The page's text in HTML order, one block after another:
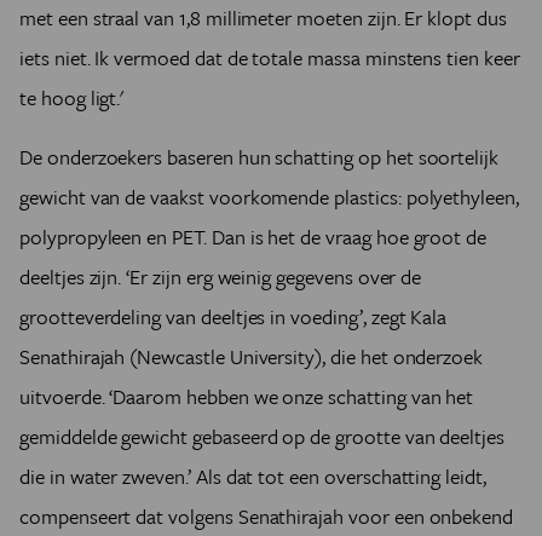
met een straal van 1,8 millimeter moeten zijn. Er klopt dus
iets niet. Ik vermoed dat de totale massa minstens tien keer
te hoog ligt.'
De onderzoekers baseren hun schatting op het soortelijk
gewicht van de vaakst voorkomende plastics: polyethyleen,
polypropyleen en PET. Dan is het de vraag hoe groot de
deeltjes zijn.‘Er zijn erg weinig gegevens over de
grootteverdeling van deeltjes in voeding’, zegt Kala
Senathirajah (Newcastle University), die het onderzoek
uitvoerde.‘Daarom hebben we onze schatting van het
gemiddelde gewicht gebaseerd op de grootte van deeltjes
die in water zweven.’Als dat tot een overschatting leidt,
compenseert dat volgens Senathirajah voor een onbekend